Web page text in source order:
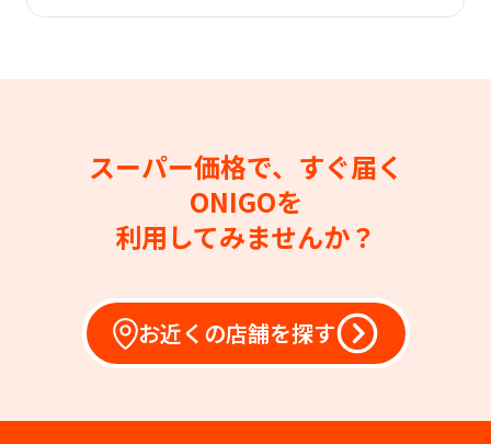
スーパー価格で、すぐ届く
ONIGOを
利用してみませんか？
お近くの店舗を探す